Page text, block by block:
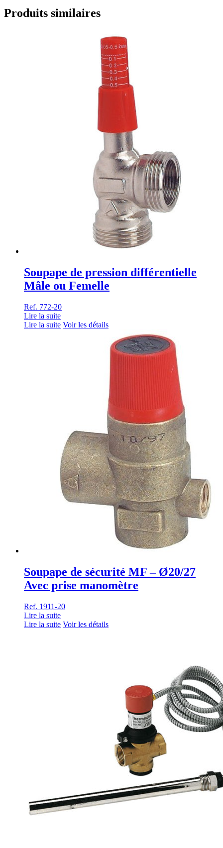
Produits similaires
Soupape de pression différentielle
Mâle ou Femelle
Ref. 772-20
Lire la suite
Lire la suite Voir les détails
Soupape de sécurité MF – Ø20/27
Avec prise manomètre
Ref. 1911-20
Lire la suite
Lire la suite Voir les détails